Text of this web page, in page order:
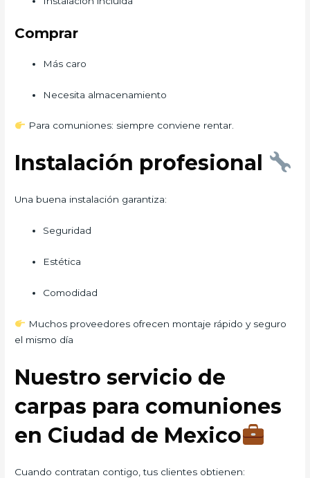
Comprar
Más caro
Necesita almacenamiento
Para comuniones: siempre conviene rentar.
Instalación profesional
Una buena instalación garantiza:
Seguridad
Estética
Comodidad
Muchos proveedores ofrecen montaje rápido y seguro
el mismo día
Nuestro servicio de
carpas para comuniones
en Ciudad de Mexico
Cuando contratan contigo, tus clientes obtienen: